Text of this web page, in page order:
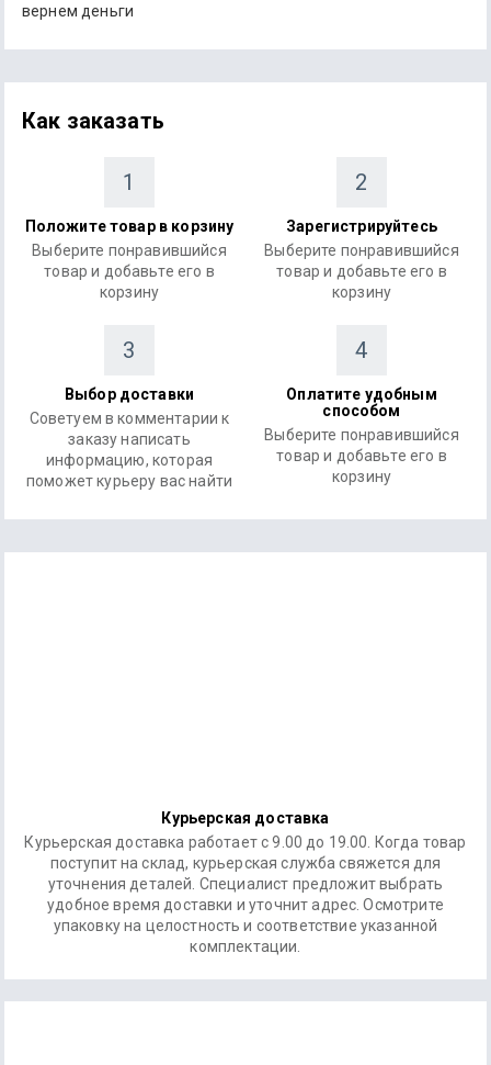
вернем деньги
Как заказать
1
Положите товар в корзину
Выберите понравившийся
товар и добавьте его в
корзину
2
Зарегистрируйтесь
Выберите понравившийся
товар и добавьте его в
корзину
3
Выбор доставки
Советуем в комментарии к
заказу написать
информацию, которая
поможет курьеру вас найти
4
Оплатите удобным
способом
Выберите понравившийся
товар и добавьте его в
корзину
Курьерская доставка
Курьерская доставка работает с 9.00 до 19.00. Когда товар
поступит на склад, курьерская служба свяжется для
уточнения деталей. Специалист предложит выбрать
удобное время доставки и уточнит адрес. Осмотрите
упаковку на целостность и соответствие указанной
комплектации.